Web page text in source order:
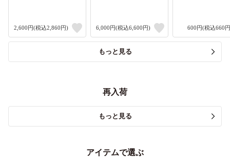
2,600円(税込2,860円) 6,000円(税込6,600円) 600円(税込660
もっと見る
再入荷
もっと見る
アイテムで選ぶ